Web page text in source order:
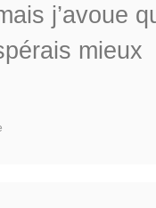
j’avoue
mieux